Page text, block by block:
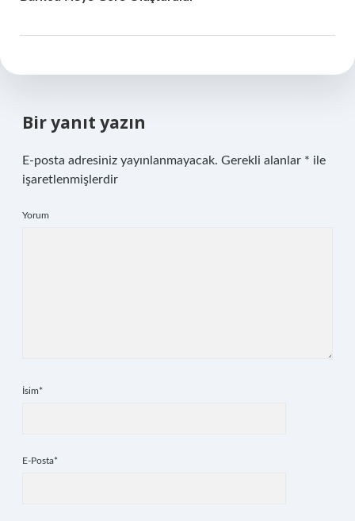
Bir yanıt yazın
E-posta adresiniz yayınlanmayacak. Gerekli alanlar * ile
işaretlenmişlerdir
Yorum
İsim*
E-Posta*